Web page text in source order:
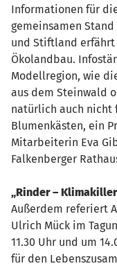
Informationen für
gemeinsamen
und Stiftland erfährt
Ökolandbau.
Modellregion, wie
aus dem Steinwald
natürlich auch nicht
Blumenkästen, ein
Mitarbeiterin Eva
Falkenberger
„Rinder –
Außerdem referiert
Ulrich Mück im
11.30 Uhr und um
für den